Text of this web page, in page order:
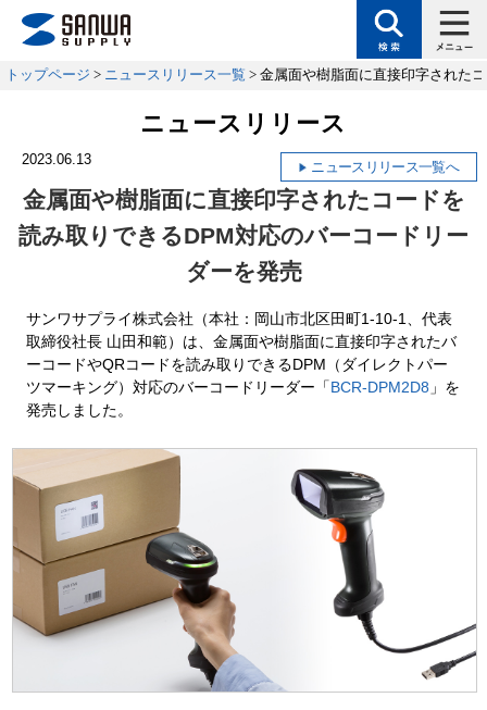
トップページ > ニュースリリース一覧 > 金属面や樹脂面に直接印字された
ニュースリリース
2023.06.13 ニュースリリース一覧へ
金属面や樹脂面に直接印字されたコードを
読み取りできるDPM対応のバーコードリー
ダーを発売
サンワサプライ株式会社（本社：岡山市北区田町1-10-1、代表
取締役社長 山田和範）は、金属面や樹脂面に直接印字されたバ
ーコードやQRコードを読み取りできるDPM（ダイレクトパー
ツマーキング）対応のバーコードリーダー「BCR-DPM2D8 」を
発売しました。